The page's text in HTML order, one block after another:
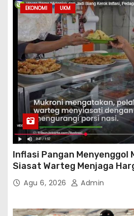
EKONOMI UKM
Inflasi Pangan Menyenggol
Siasat Warteg Menjaga
Terjangkau
Agu 6, 2026 Admin